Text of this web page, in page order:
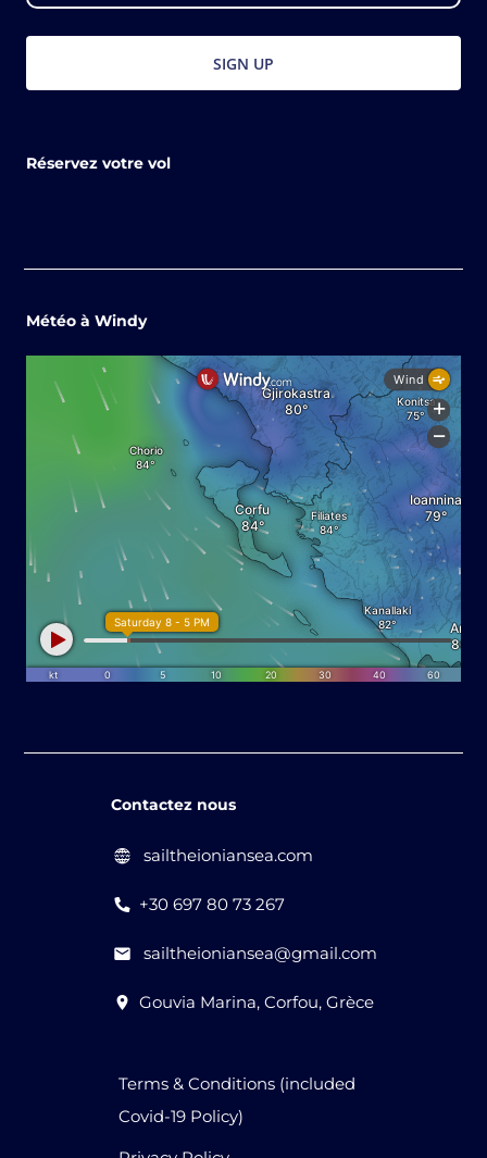
Réservez votre vol
Contactez nous
sailtheioniansea.com
+30 697 80 73 267
sailtheioniansea@gmail.com
Gouvia Marina, Corfou, Grèce
Terms & Conditions (included
Covid-19 Policy)
Météo à Windy